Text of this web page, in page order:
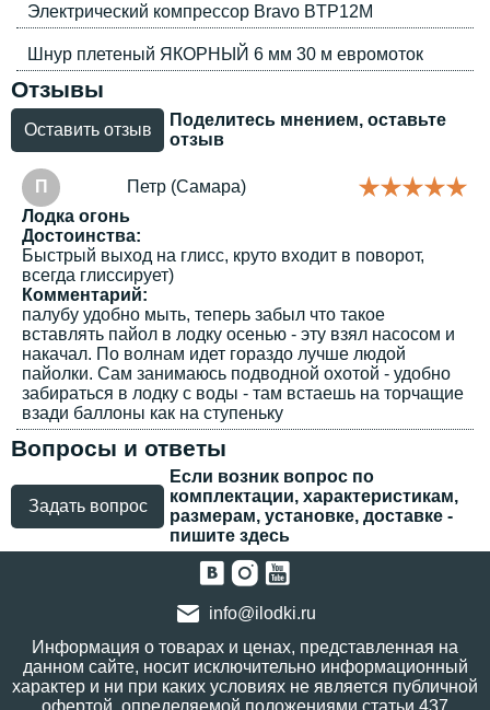
Электрический компрессор Bravo BТP12М
Шнур плетеный ЯКОРНЫЙ 6 мм 30 м евромоток
Отзывы
Оставить отзыв
Поделитесь мнением, оставьте
отзыв
П
Петр (Самара)
Лодка огонь
Достоинства:
Быстрый выход на глисс, круто входит в поворот,
всегда глиссирует)
Комментарий:
палубу удобно мыть, теперь забыл что такое
вставлять пайол в лодку осенью - эту взял насосом и
накачал. По волнам идет гораздо лучше людой
пайолки. Сам занимаюсь подводной охотой - удобно
забираться в лодку с воды - там встаешь на торчащие
взади баллоны как на ступеньку
Вопросы и ответы
Задать вопрос
Если возник вопрос по
комплектации, характеристикам,
размерам, установке, доставке -
пишите здесь
info@ilodki.ru
Информация о товарах и ценах, представленная на
данном сайте, носит исключительно информационный
характер и ни при каких условиях не является публичной
офертой, определяемой положениями статьи 437